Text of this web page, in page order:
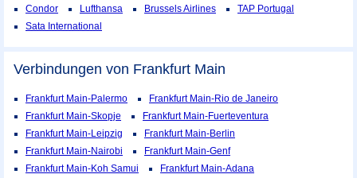
Condor Lufthansa Brussels Airlines
TAP Portugal
Sata International
Verbindungen von Frankfurt Main
Frankfurt Main-Palermo
Frankfurt Main-Rio de Janeiro
Frankfurt Main-Skopje
Frankfurt Main-Fuerteventura
Frankfurt Main-Leipzig
Frankfurt Main-Berlin
Frankfurt Main-Nairobi
Frankfurt Main-Genf
Frankfurt Main-Koh Samui
Frankfurt Main-Adana